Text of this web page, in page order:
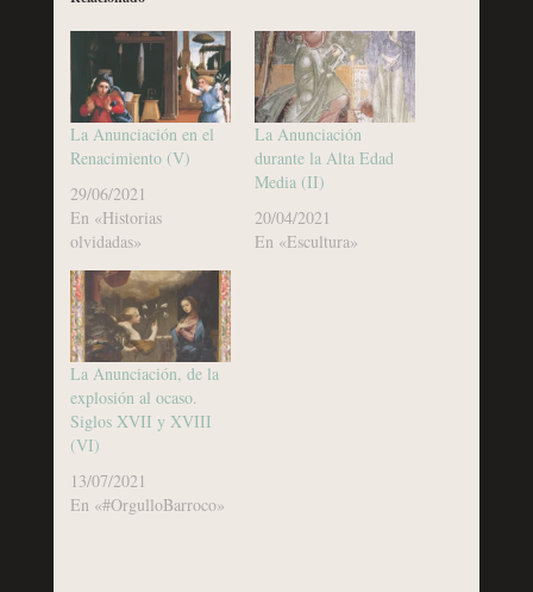
La Anunciación en el
Renacimiento (V)
29/06/2021
En «Historias
olvidadas»
La Anunciación
durante la Alta Edad
Media (II)
20/04/2021
En «Escultura»
La Anunciación, de la
explosión al ocaso.
Siglos XVII y XVIII
(VI)
13/07/2021
En «#OrgulloBarroco»